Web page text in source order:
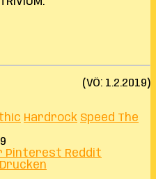
(VÖ: 1.2.2019)
Hardrock Speed The
Pinterest Reddit
Drucken